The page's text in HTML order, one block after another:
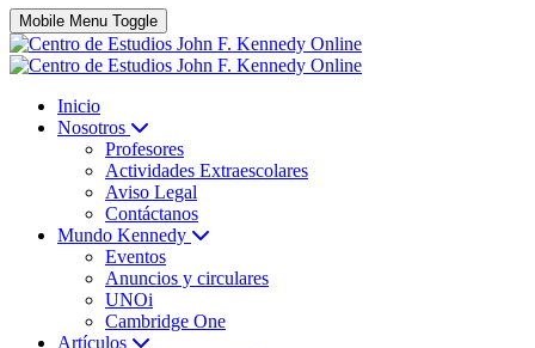
Mobile Menu Toggle
Inicio
Nosotros
Profesores
Actividades Extraescolares
Aviso Legal
Contáctanos
Mundo Kennedy
Eventos
Anuncios y circulares
UNOi
Cambridge One
Artículos